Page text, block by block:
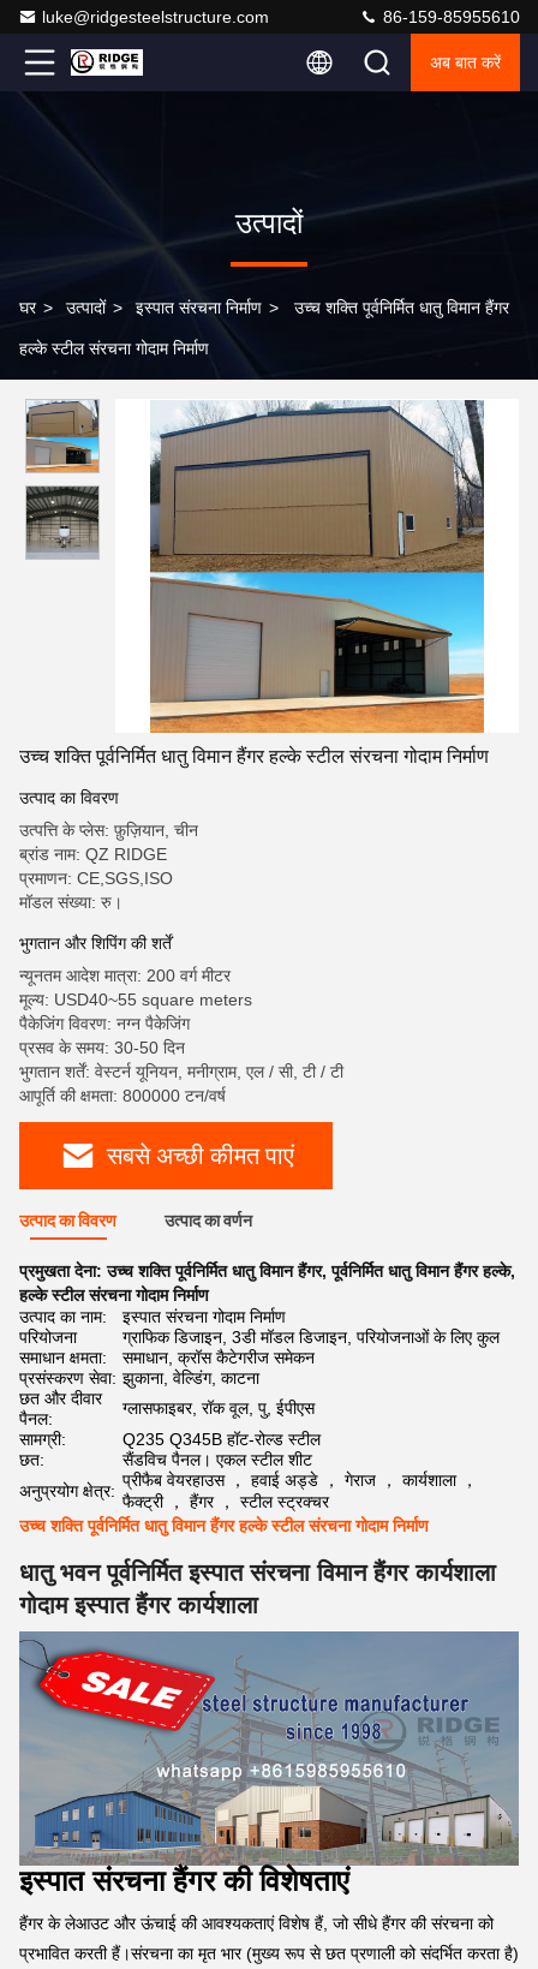
luke@ridgesteelstructure.com 86-159-85955610
अब बात करें
उत्पादों
घर > उत्पादों > इस्पात संरचना निर्माण > उच्च शक्ति पूर्वनिर्मित धातु विमान हैंगर
हल्के स्टील संरचना गोदाम निर्माण
उच्च शक्ति पूर्वनिर्मित धातु विमान हैंगर हल्के स्टील संरचना गोदाम निर्माण
उत्पाद का विवरण
उत्पत्ति के प्लेस: फ़ुज़ियान, चीन
ब्रांड नाम: QZ RIDGE
प्रमाणन: CE,SGS,ISO
मॉडल संख्या: रु।
भुगतान और शिपिंग की शर्तें
न्यूनतम आदेश मात्रा: 200 वर्ग मीटर
मूल्य: USD40~55 square meters
पैकेजिंग विवरण: नग्न पैकेजिंग
प्रसव के समय: 30-50 दिन
भुगतान शर्तें: वेस्टर्न यूनियन, मनीग्राम, एल / सी, टी / टी
आपूर्ति की क्षमता: 800000 टन/वर्ष
सबसे अच्छी कीमत पाएं
उत्पाद का विवरण उत्पाद का वर्णन
प्रमुखता देना:उच्च शक्ति पूर्वनिर्मित धातु विमान हैंगर,पूर्वनिर्मित धातु विमान हैंगर हल्के,
हल्के स्टील संरचना गोदाम निर्माण
उत्पाद का नाम:
इस्पात संरचना गोदाम निर्माण
परियोजना
समाधान क्षमता:
ग्राफिक डिजाइन, 3डी मॉडल डिजाइन, परियोजनाओं के लिए कुल
समाधान, क्रॉस कैटेगरीज समेकन
प्रसंस्करण सेवा: झुकाना, वेल्डिंग, काटना
छत और दीवार
पैनल:
ग्लासफाइबर, रॉक वूल, पु, ईपीएस
सामग्री:
Q235 Q345B हॉट-रोल्ड स्टील
छत:
सैंडविच पैनल। एकल स्टील शीट
अनुप्रयोग क्षेत्र:
प्रीफैब वेयरहाउस ， हवाई अड्डे ， गेराज ， कार्यशाला ，
फैक्ट्री ， हैंगर ， स्टील स्ट्रक्चर
उच्च शक्ति पूर्वनिर्मित धातु विमान हैंगर हल्के स्टील संरचना गोदाम निर्माण
धातु भवन पूर्वनिर्मित इस्पात संरचना विमान हैंगर कार्यशाला
गोदाम इस्पात हैंगर कार्यशाला
इस्पात संरचना हैंगर की विशेषताएं
हैंगर के लेआउट और ऊंचाई की आवश्यकताएं विशेष हैं, जो सीधे हैंगर की संरचना को
प्रभावित करती हैं।संरचना का मृत भार (मुख्य रूप से छत प्रणाली को संदर्भित करता है)